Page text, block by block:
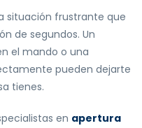
situación frustrante que
de segundos. Un
el mando o una
pueden dejarte
tienes.
en apertura